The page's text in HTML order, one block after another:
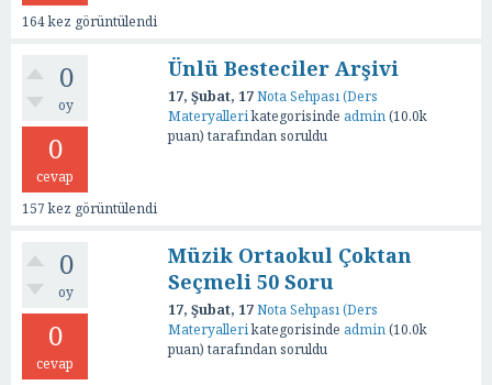
164kez görüntülendi
0
oy
0
cevap
157kez görüntülendi
Ünlü Besteciler Arşivi
17, Şubat, 17Nota Sehpası (Ders
Materyallerikategorisinde admin(10.0k
puan) tarafından soruldu
0
oy
0
cevap
Müzik Ortaokul Çoktan
Seçmeli 50 Soru
17, Şubat, 17Nota Sehpası (Ders
Materyallerikategorisinde admin(10.0k
puan) tarafından soruldu